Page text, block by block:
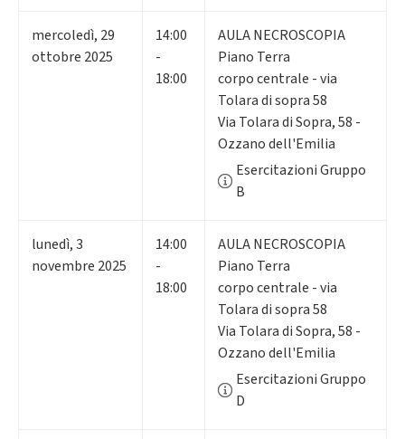
mercoledì, 29
ottobre 2025
14:00
-
18:00
AULA NECROSCOPIA
Piano Terra
corpo centrale - via
Tolara di sopra 58
Via Tolara di Sopra, 58 -
Ozzano dell'Emilia
Esercitazioni Gruppo
B
lunedì,3
novembre 2025
14:00
-
18:00
AULA NECROSCOPIA
Piano Terra
corpo centrale - via
Tolara di sopra 58
Via Tolara di Sopra, 58 -
Ozzano dell'Emilia
Esercitazioni Gruppo
D